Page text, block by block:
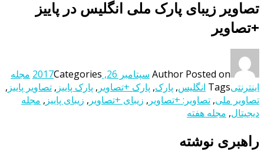
تصاویر زیبای پارک ملی انگلیس در پاییز
+تصاویر
Author Posted on سپتامبر 26, 2017 Categories
مجله
اینترنتیTags انگلیس, پارک, پارک +تصاویر , پارک پاییز , تصاویر پاییز ,
تصاویر ملی, تصاویر: +تصاویر , زیبای +تصاویر , زیبای پاییز , مجله
دیجیتال, مجله هفته
راهبری نوشته